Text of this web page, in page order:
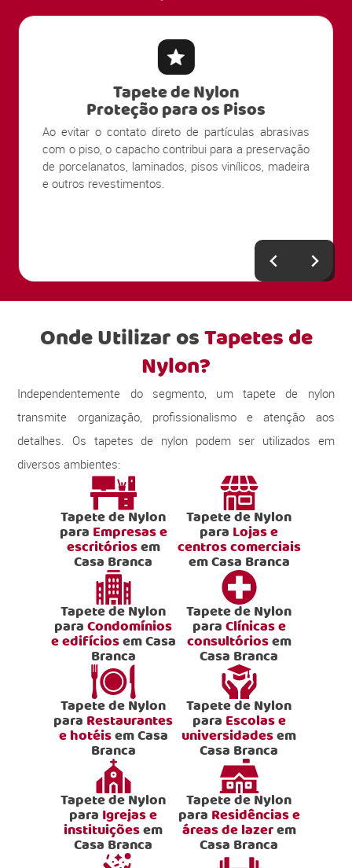
Tapete de Nylon
Proteção para os Pisos
Ao evitar o contato direto de partículas abrasivas
com o piso, o capacho contribui para a preservação
de porcelanatos, laminados, pisos vinílicos, madeira
e outros revestimentos.
Onde Utilizar osTapetes de
Nylon?
Independentemente do segmento, um tapete de nylon
transmite organização, profissionalismo e atenção aos
detalhes. Os tapetes de nylon podem ser utilizados em
diversos ambientes:
Tapete de Nylon
para Empresas e
escritóriosem
Casa Branca
Tapete de Nylon
para Lojas e
centros comerciais
em Casa Branca
Tapete de Nylon
paraCondomínios
e edifíciosem Casa
Branca
Tapete de Nylon
paraClínicas e
consultóriosem
Casa Branca
Tapete de Nylon
para Restaurantes
e hotéisem Casa
Branca
Tapete de Nylon
para Escolas e
universidadesem
Casa Branca
Tapete de Nylon
para Igrejas e
instituiçõesem
Casa Branca
Tapete de Nylon
para Residências e
áreas de lazerem
Casa Branca